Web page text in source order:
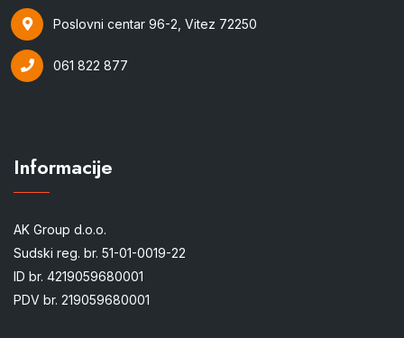
Poslovni centar 96-2, Vitez 72250
061 822 877
Informacije
AK Group d.o.o.
Sudski reg. br. 51-01-0019-22
ID br. 4219059680001
PDV br. 219059680001